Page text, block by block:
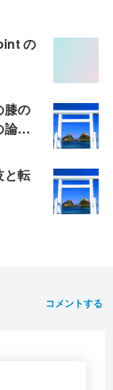
の
膝の
論文
と転
コメントする